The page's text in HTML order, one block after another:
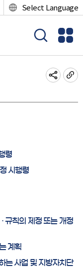
Select Language
령
시행령
규칙의 제정 또는 개정
계획
는 사업 및 지방자치단